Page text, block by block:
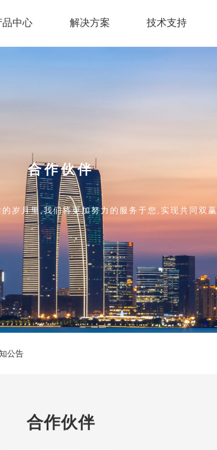
品中心 解决方案 技术支持
合作伙伴
岁月里,我们将更加努力的服务于您,实现共同双赢
公告
合作伙伴